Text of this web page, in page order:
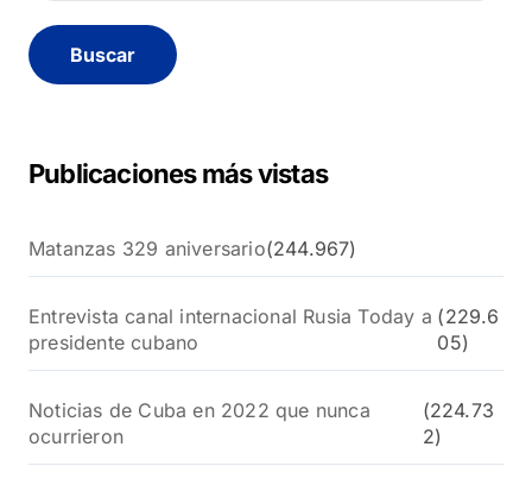
c
a
Publicaciones más vistas
Matanzas 329 aniversario(244.967)
Entrevista canal internacional Rusia Today a
presidente cubano
(229.6
05)
Noticias de Cuba en 2022 que nunca
ocurrieron
(224.73
2)